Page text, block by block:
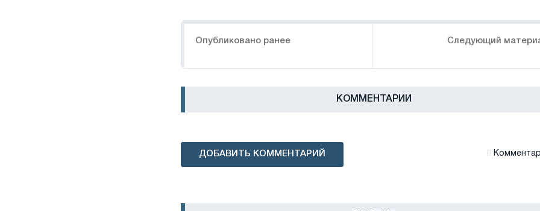
Опубликовано ранее
Следующий
КОММЕНТАРИИ
ДОБАВИТЬ КОММЕНТАРИЙ